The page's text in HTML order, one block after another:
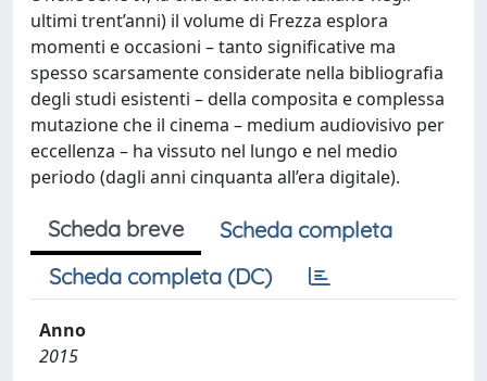
ultimi trent’anni) il volume di Frezza esplora
momenti e occasioni – tanto significative ma
spesso scarsamente considerate nella bibliografia
degli studi esistenti – della composita e complessa
mutazione che il cinema – medium audiovisivo per
eccellenza – ha vissuto nel lungo e nel medio
periodo (dagli anni cinquanta all’era digitale).
Scheda breve
Scheda completa
Scheda completa (DC)
Anno
2015